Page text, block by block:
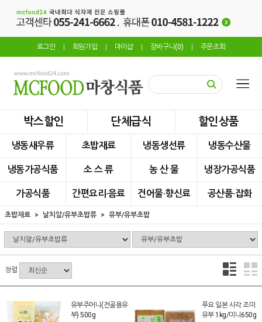
로그인 회원가입 마이샵 장바구니(0) 주문조회
박스할인 단체급식 할인상품
냉동새우류 초밥재료 냉동생선류 냉동수산물
냉동가공식품 소 스 류 농 산 물 냉장가공식품
가공식품 간편요리·음료 건어물·향신료 공산품·잡화
초밥재료 날치알/유부초밥류 유부/유부초밥
정렬
유부주머니(전골용유
부) 500g
푸요 일본 사각 조미
유부 1kg/미니650g